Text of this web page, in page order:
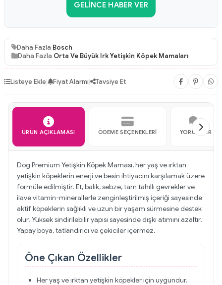
GELINCE HABER VER
Daha Fazla Bosch
Daha Fazla Orta Ve Büyük Irk Yetişkin Köpek Mamaları
Listeye Ekle| Fiyat Alarmı| Tavsiye Et
ÜRÜN AÇIKLAMASI ÖDEME SEÇENEKLERI YORUMLAR
Dog Premium Yetişkin Köpek Maması, her yaş ve ırktan
yetişkin köpeklerin enerji ve besin ihtiyacını karşılamak üzere
formüle edilmiştir. Et, balık, sebze, tam tahıllı gevrekler ve
ilave vitamin-minerallerle zenginleştirilmiş içeriği sayesinde
aktif köpeklerin sağlıklı ve uzun bir yaşam sürmesine destek
olur. Yüksek sindirilebilir yapısı sayesinde dışkı atımını azaltır.
Yapay boya, tatlandırıcı ve çekiciler içermez.
Öne Çıkan Özellikler
Her yaş ve ırktan yetişkin köpekler için uygundur.